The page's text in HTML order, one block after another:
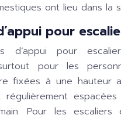
ont lieu dans la
pour
d’appui pour
pour les
fixées à une hauteur
Pour les escaliers